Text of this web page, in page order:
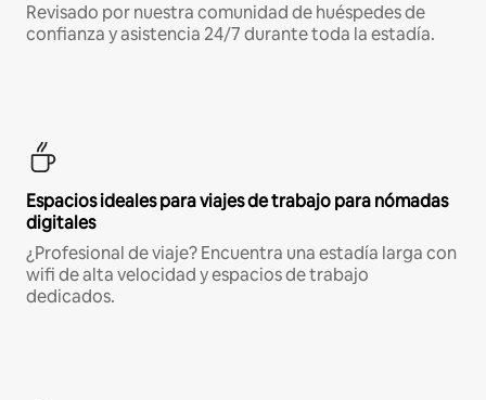
Revisado por nuestra comunidad de huéspedes de
confianza y asistencia 24/7 durante toda la estadía.
Espacios ideales para viajes de trabajo para nómadas
digitales
¿Profesional de viaje? Encuentra una estadía larga con
wifi de alta velocidad y espacios de trabajo
dedicados.